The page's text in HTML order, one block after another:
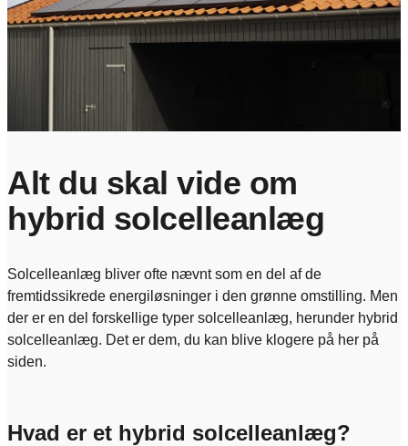
Alt du skal vide om
hybrid solcelleanlæg
Solcelleanlæg bliver ofte nævnt som en del af de
fremtidssikrede energiløsninger i den grønne omstilling. Men
der er en del forskellige typer solcelleanlæg, herunder hybrid
solcelleanlæg. Det er dem, du kan blive klogere på her på
siden.
Hvad er et hybrid solcelleanlæg?